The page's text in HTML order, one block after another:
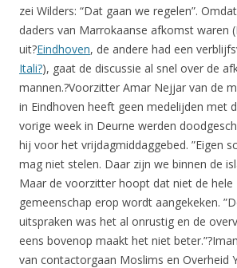
zei Wilders: “Dat gaan we regelen”.
daders van Marrokaanse afkomst waren
uit?Eindhoven, de andere had een
Itali?), gaat de discussie al snel over de
mannen.?Voorzitter Amar Nejjar van de
in Eindhoven heeft geen medelijden met
vorige week in Deurne werden
hij voor het vrijdagmiddaggebed. ”Eigen
mag niet stelen. Daar zijn we binnen de
Maar de voorzitter hoopt dat niet de hele
gemeenschap erop wordt aangekeken.
uitspraken was het al onrustig en de
eens bovenop maakt het niet
van contactorgaan Moslims en Overheid